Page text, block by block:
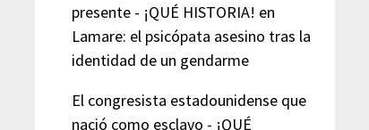
presente - ¡QUÉ HISTORIA! en
Lamare: el psicópata asesino tras la
identidad de un gendarme
El congresista estadounidense que
nació como esclavo - ¡QUÉ